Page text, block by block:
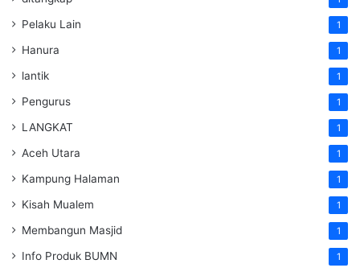
Pelaku Lain 1
Hanura 1
lantik 1
Pengurus 1
LANGKAT 1
Aceh Utara 1
Kampung Halaman 1
Kisah Mualem 1
Membangun Masjid 1
Info Produk BUMN 1